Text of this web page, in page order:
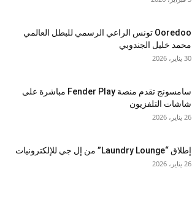
Ooredoo تونس الراعي الرسمي للبطل العالمي
محمد خليل الجندوبي
30 يناير، 2026
سامسونج تقدم منصة Fender Play مباشرة على
شاشات التلفزيون
26 يناير، 2026
إطلاق “Laundry Lounge” من إل جي للإلكترونيات
26 يناير، 2026